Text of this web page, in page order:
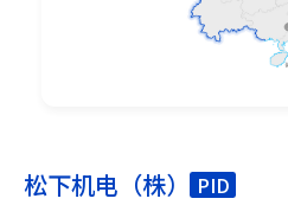
松下机电（株） PID